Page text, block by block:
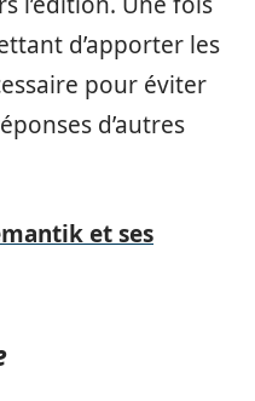
d’apporter les
pour éviter
d’autres
et ses